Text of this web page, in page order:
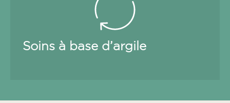
Soins à base d’argile